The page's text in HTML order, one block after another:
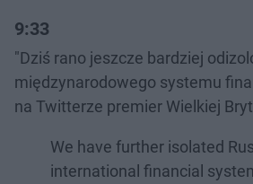
9:33
"Dziś rano jeszcze bardziej
międzynarodowego systemu
na Twitterze premier Wielkiej
We have further isolated
international financial